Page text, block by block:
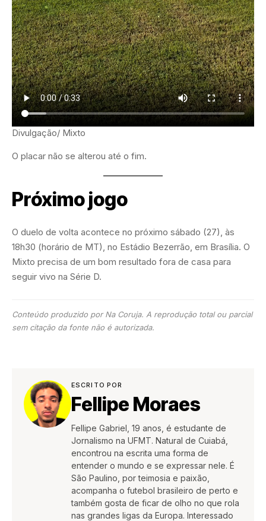
Divulgação/ Mixto
O placar não se alterou até o fim.
Próximo jogo
O duelo de volta acontece no próximo sábado (27), às
18h30 (horário de MT), no Estádio Bezerrão, em Brasília. O
Mixto precisa de um bom resultado fora de casa para
seguir vivo na Série D.
Conteúdo produzido por Na Coruja. A reprodução total ou parcial
sem citação da fonte não é autorizada.
ESCRITO POR
Fellipe Moraes
Fellipe Gabriel, 19 anos, é estudante de
Jornalismo na UFMT. Natural de Cuiabá,
encontrou na escrita uma forma de
entender o mundo e se expressar nele. É
São Paulino, por teimosia e paixão,
acompanha o futebol brasileiro de perto e
também gosta de ficar de olho no que rola
nas grandes ligas da Europa. Interessado